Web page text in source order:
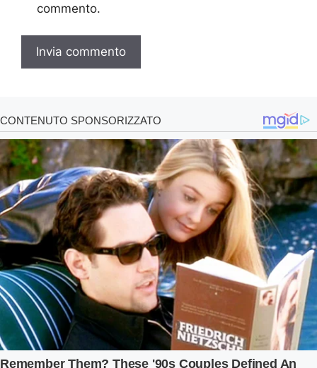
commento.